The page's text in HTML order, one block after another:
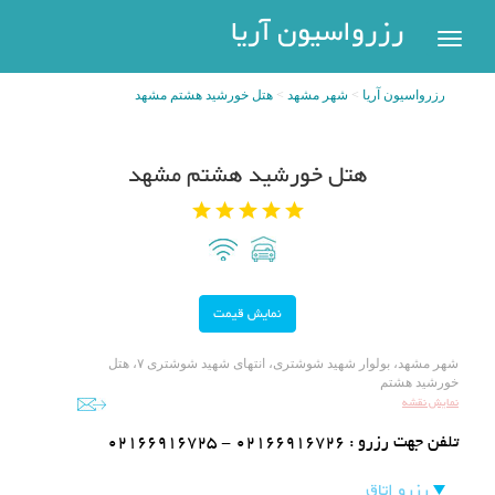
رزرواسیون آریارزرواسیون
اریا
پیگیری
رزرو
مشهد
هتل
های
رزرواسیون آریا شهر مشهد هتل خورشید هشتم مشهد
هتل خورشید هشتم مشهد
شهر مشهد، بولوار شهید شوشتری، انتهای شهید شوشتری ۷، هتل
خورشید هشتم
نمایش نقشه
تلفن جهت رزرو : 02166916725 - 02166916726